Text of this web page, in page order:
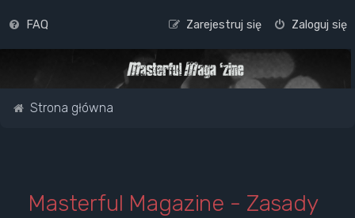
FAQ Zaloguj się
Zarejestruj się
Strona główna
Masterful Magazine - Zasady